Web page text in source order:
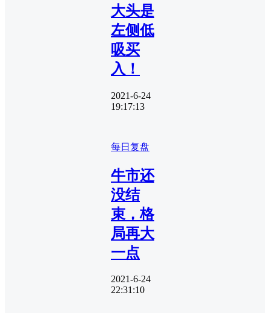
大头是
左侧低
吸买
入！
2021-6-24
19:17:13
每日复盘
牛市还
没结
束，格
局再大
一点
2021-6-24
22:31:10